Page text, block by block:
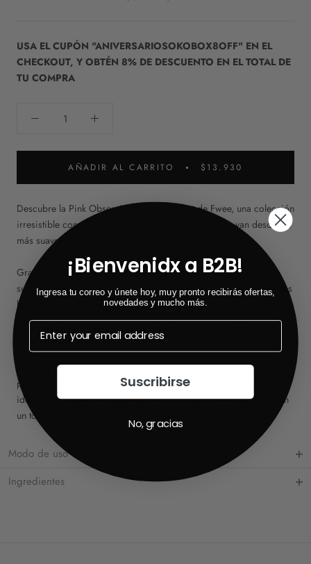
USA EL CUPÓN "ANIVERSARIOSOKOBOX8OFF" EN EL
CHECKOUT, Y OBTÉN 8% DE DESCUENTO EN EL TOTAL DE
TU COMPRA
AÑADIR AL CARRITO $13.930
Descubre la Pink Obsession Stay-fit Lip Tint de Fwee, una colección
irresistible con 20 tonos de rosa cálidos y fríos, que van desde los
más suaves y delicados hasta los más vibrantes e intensos.
Gracias a su textura ligera y cómoda, esta tinta se funde
suavemente con los labios, logrando un efecto natural tipo “my lips
but better”. Su fórmula está enriquecida con extracto de manzanilla
y ácido hialurónico, lo que permite mantener la hidratación y
frescura sin comprometer la duración del color.
¿Lo mejor? Puedes elegir entre tonos con acabado semi-mate,
perfectos para un look difuminado y sofisticado, o semi-glow,
ideales para quienes buscan unos labios jugosos y luminosos con
un toque de frescura.
Modo de uso
Ingredientes
¡Bienvenidx a B2B!
Ingresa tu correo y únete hoy, muy pronto recibirás ofertas,
novedades y mucho más.
Suscribirse
No, gracias